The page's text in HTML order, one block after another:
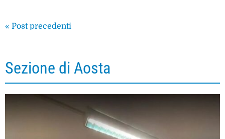
« Post precedenti
Sezione di Aosta